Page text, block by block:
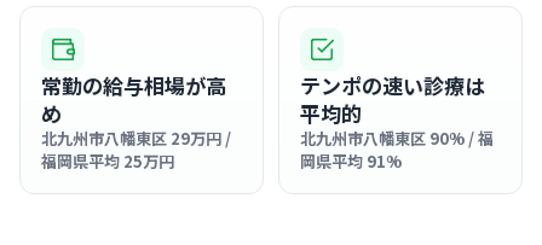
常勤の給与相場が高
め
北九州市八幡東区 29万円 /
福岡県平均 25万円
テンポの速い診療は
平均的
北九州市八幡東区 90% / 福
岡県平均 91%